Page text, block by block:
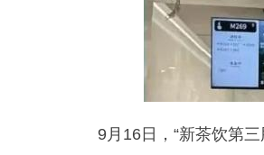
9月16日，“新茶饮第